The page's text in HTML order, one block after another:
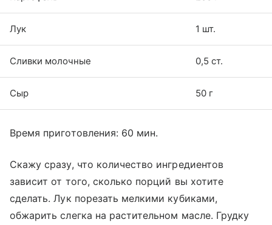
Лук 1 шт.
Сливки молочные 0,5 ст.
Сыр 50 г
Время приготовления: 60 мин.
Скажу сразу, что количество ингредиентов
зависит от того, сколько порций вы хотите
сделать. Лук порезать мелкими кубиками,
обжарить слегка на растительном масле. Грудку